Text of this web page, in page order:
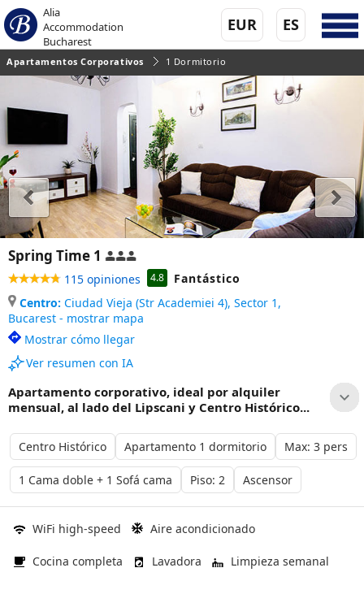
Alia
Accommodation
Bucharest
ES
EUR
Apartamentos Corporativos 1 Dormitorio
Spring Time 1
115 opiniones 4.8
Fantástico
Centro: Ciudad Vieja (Str Academiei 4), Sector 1,
Bucarest - mostrar mapa
Mostrar cómo llegar
Ver resumen con IA
Apartamento corporativo, ideal por alquiler
mensual, al lado del Lipscani y Centro Histórico...
Centro Histórico Apartamento 1 dormitorio Max: 3 pers
1 Cama doble + 1 Sofá cama Piso: 2 Ascensor
WiFi high-speed Aire acondicionado
Cocina completa Lavadora Limpieza semanal